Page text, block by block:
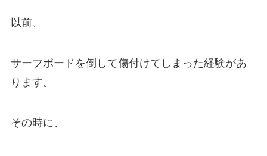
以前、
サーフボードを倒して傷付けてしまった経験があ
ります。
その時に、